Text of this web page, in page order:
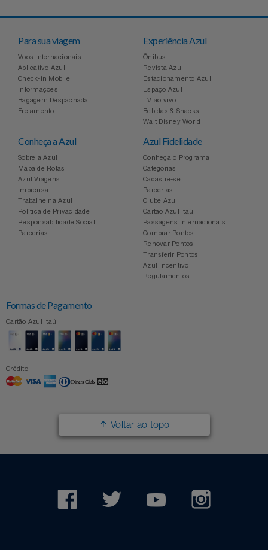
Para sua viagem
Voos Internacionais
Aplicativo Azul
Check-in Mobile
Informações
Bagagem Despachada
Fretamento
Experiência Azul
Ônibus
Revista Azul
Estacionamento Azul
Espaço Azul
TV ao vivo
Bebidas & Snacks
Walt Disney World
Conheça a Azul
Sobre a Azul
Mapa de Rotas
Azul Viagens
Imprensa
Trabalhe na Azul
Política de Privacidade
Responsabilidade Social
Parcerias
Azul Fidelidade
Conheça o Programa
Categorias
Cadastre-se
Parcerias
Clube Azul
Cartão Azul Itaú
Passagens Internacionais
Comprar Pontos
Renovar Pontos
Transferir Pontos
Azul Incentivo
Regulamentos
Formas de Pagamento
Cartão Azul Itaú
Crédito
Voltar ao topo